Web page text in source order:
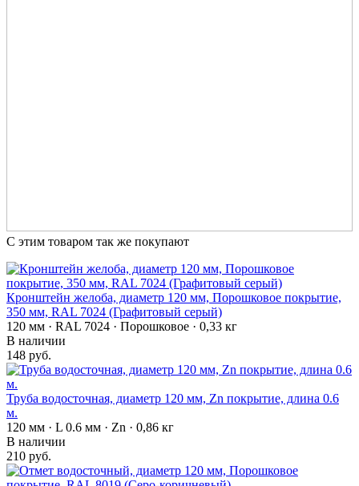
С этим товаром так же покупают
Кронштейн желоба, диаметр 120 мм, Порошковое покрытие,
350 мм, RAL 7024 (Графитовый серый)
120 мм · RAL 7024 · Порошковое · 0,33 кг
В наличии
148 руб.
Труба водосточная, диаметр 120 мм, Zn покрытие, длина 0.6
м.
120 мм · L 0.6 мм · Zn · 0,86 кг
В наличии
210 руб.